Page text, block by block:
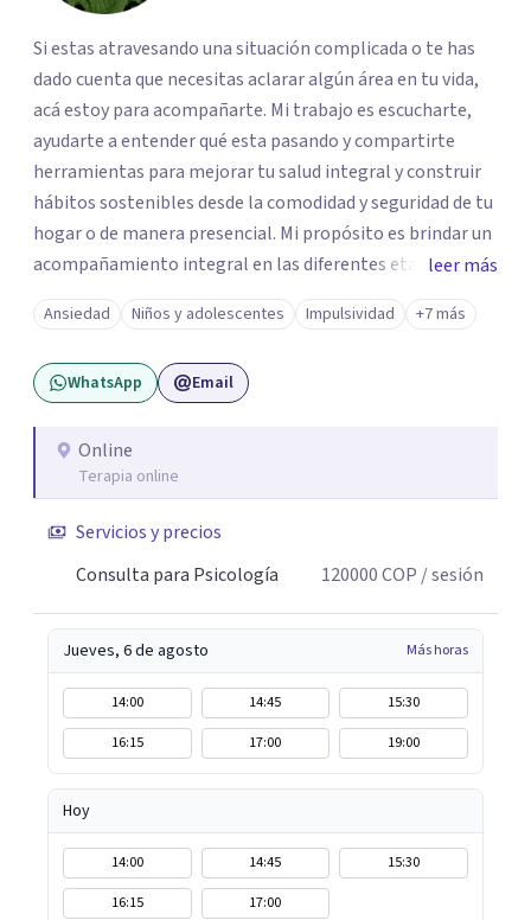
Si estas atravesando una situación complicada o te has
dado cuenta que necesitas aclarar algún área en tu vida,
acá estoy para acompañarte. Mi trabajo es escucharte,
ayudarte a entender qué esta pasando y compartirte
herramientas para mejorar tu salud integral y construir
hábitos sostenibles desde la comodidad y seguridad de tu
hogar o de manera presencial. Mi propósito es brindar un
acompañamiento integral en las diferentes etapas de la
vida, adaptando la intervención a las necesidades de cada
momento del ciclo vital. Un espacio enteramente
confidencial y seguro, con flexibilidad de horarios y una
atención personalizada. Durante mi trayectoria los
y enfoque integral. Estoy a un mensaje de whatsapp si
necesitas orientación "Tu bienestar es la prioridad, sin
leer más
Ansiedad Niños y adolescentes Impulsividad +7 más
WhatsApp Email
Online
Terapia online
Servicios y precios
Consulta para Psicología
120000COP / sesión
Jueves, 6 de agosto Más horas
14:00 14:45
15:30
16:15
17:00 19:00
Hoy
14:00 14:45
15:30
16:15
17:00